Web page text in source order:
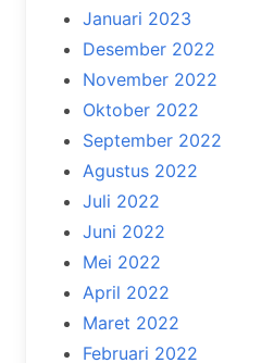
Januari 2023
Desember 2022
November 2022
Oktober 2022
September 2022
Agustus 2022
Juli 2022
Juni 2022
Mei 2022
April 2022
Maret 2022
Februari 2022